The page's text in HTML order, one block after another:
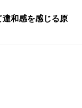
違和感を感じる原